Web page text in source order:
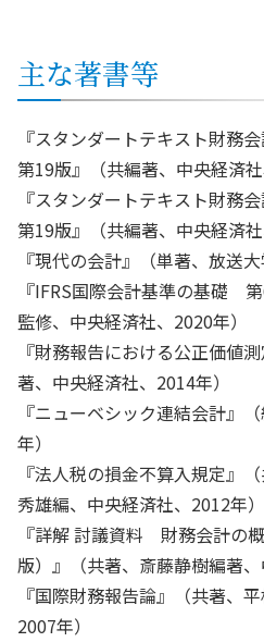
主な著書等
『スタンダートテキスト財
第19版』（共編著、中央経済社
『スタンダートテキスト財
第19版』（共編著、中央経済社
『現代の会計』（単著、放送
『IFRS国際会計基準の基礎
監修、中央経済社、2020年）
『財務報告における公正価値
著、中央経済社、2014年）
『ニューベシック連結会計』
年）
『法人税の損金不算入規定』
秀雄編、中央経済社、2012年）
『詳解 討議資料 財務会計の
版）』（共著、斎藤静樹編著、
『国際財務報告論』（共著、
2007年）